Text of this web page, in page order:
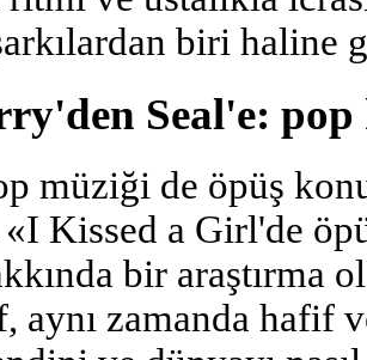
biri haline
Seal'e:
müziği de öpüş
Kissed a Girl'de
bir araştırma
aynı zamanda hafif